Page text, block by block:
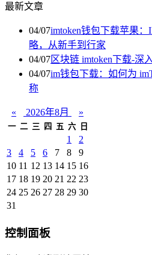
最新文章
04/07imtoken钱包下载苹果
略，从新手到行家
04/07区块链 imtoken下载-深
04/07im钱包下载：如何为
称
« 2026年8月 »
一 二 三 四 五 六 日
1
2
3
4 5 6 7 8
9
10 11 12 13 14 15 16
17 18 19 20 21 22 23
24 25 26 27 28 29 30
31
控制面板